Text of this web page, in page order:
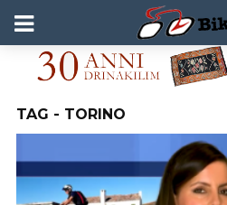
TAG - TORINO